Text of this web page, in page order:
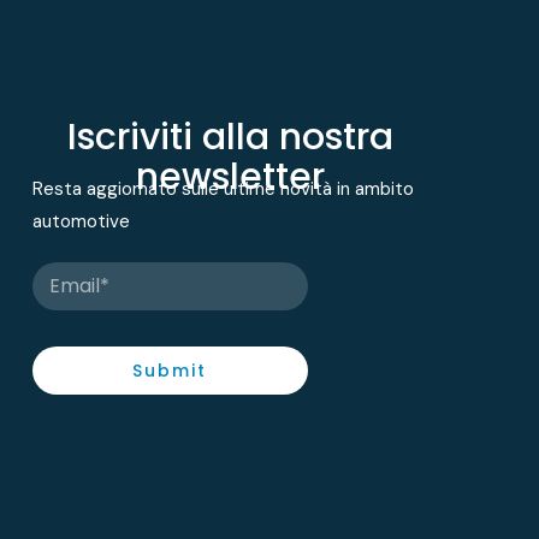
Iscriviti alla nostra
newsletter
Resta aggiornato sulle ultime novità in ambito
automotive
Submit